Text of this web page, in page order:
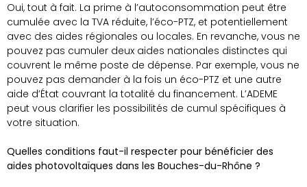
Oui, tout à fait. La prime à l’autoconsommation peut être
cumulée avec la TVA réduite, l’éco-PTZ, et potentiellement
avec des aides régionales ou locales. En revanche, vous ne
pouvez pas cumuler deux aides nationales distinctes qui
couvrent le même poste de dépense. Par exemple, vous ne
pouvez pas demander à la fois un éco-PTZ et une autre
aide d’État couvrant la totalité du financement. L’ADEME
peut vous clarifier les possibilités de cumul spécifiques à
votre situation.
Quelles conditions faut-il respecter pour bénéficier des
aides photovoltaïques dans les Bouches-du-Rhône ?